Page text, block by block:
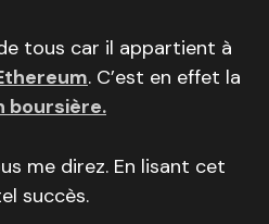
tous car il appartient à
. C’est en effet la
boursière.
me direz. En lisant cet
succès.